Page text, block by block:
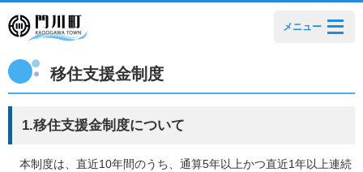
メニュー
移住支援金制度
1.移住支援金制度について
本制度は、直近10年間のうち、通算5年以上かつ直近1年以上連続